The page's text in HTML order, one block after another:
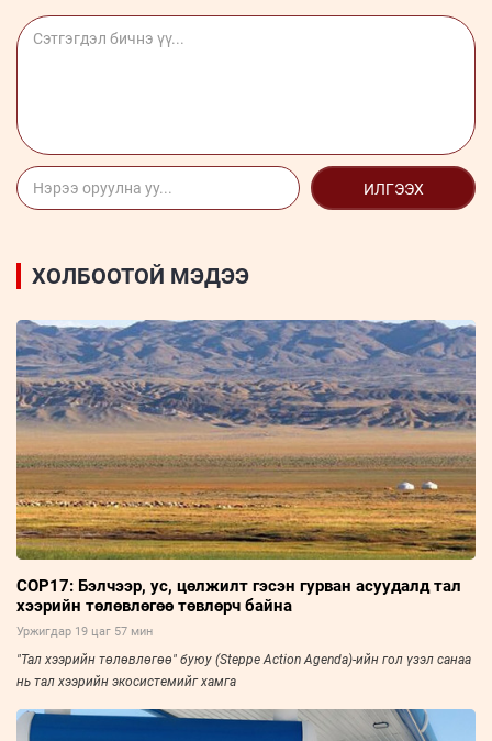
ИЛГЭЭХ
ХОЛБООТОЙ МЭДЭЭ
COP17: Бэлчээр, ус, цөлжилт гэсэн гурван асуудалд тал
хээрийн төлөвлөгөө төвлөрч байна
Уржигдар 19 цаг 57 мин
"Тал хээрийн төлөвлөгөө" буюу (Steppe Action Agenda)-ийн гол үзэл санаа
нь тал хээрийн экосистемийг хамга